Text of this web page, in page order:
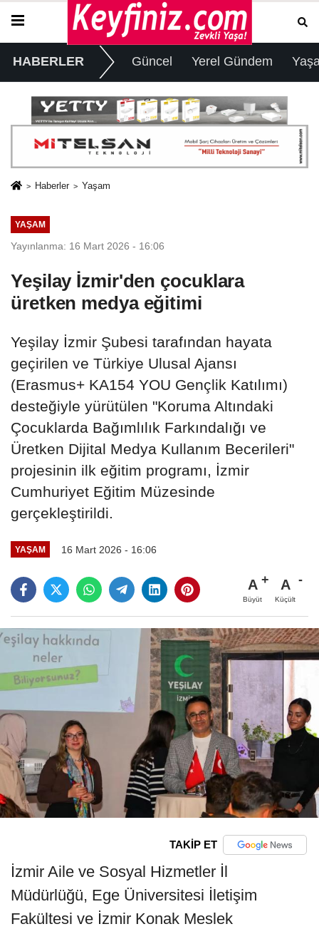
HABERLER Güncel Yerel Gündem
Haberler Yaşam
YAŞAM
Yayınlanma: 16 Mart 2026 - 16:06
Yeşilay İzmir'den çocuklara
üretken medya eğitimi
Yeşilay İzmir Şubesi tarafından hayata
geçirilen ve Türkiye Ulusal Ajansı
(Erasmus+ KA154 YOU Gençlik Katılımı)
desteğiyle yürütülen "Koruma Altındaki
Çocuklarda Bağımlılık Farkındalığı ve
Üretken Dijital Medya Kullanım Becerileri"
projesinin ilk eğitim programı, İzmir
Cumhuriyet Eğitim Müzesinde
gerçekleştirildi.
YAŞAM 16 Mart 2026 - 16:06
A
Büyüt
A
Küçült
TAKİP ET
İzmir Aile ve Sosyal Hizmetler İl
Müdürlüğü, Ege Üniversitesi İletişim
Fakültesi ve İzmir Konak Meslek